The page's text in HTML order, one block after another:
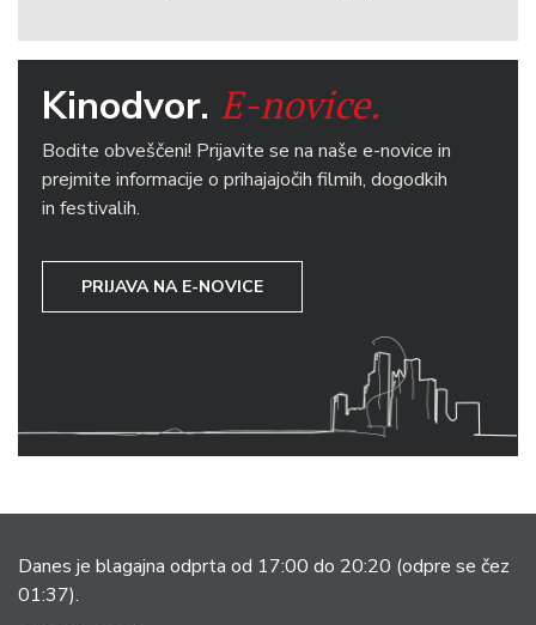
Kinodvor. E-novice.
Bodite obveščeni! Prijavite se na naše e-novice in
prejmite informacije o prihajajočih filmih, dogodkih
in festivalih.
PRIJAVA NA E-NOVICE
Danes je blagajna odprta od 17:00 do 20:20 (odpre se čez
01:37).